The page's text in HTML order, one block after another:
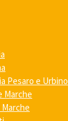
Pesaro e Urbino
Marche